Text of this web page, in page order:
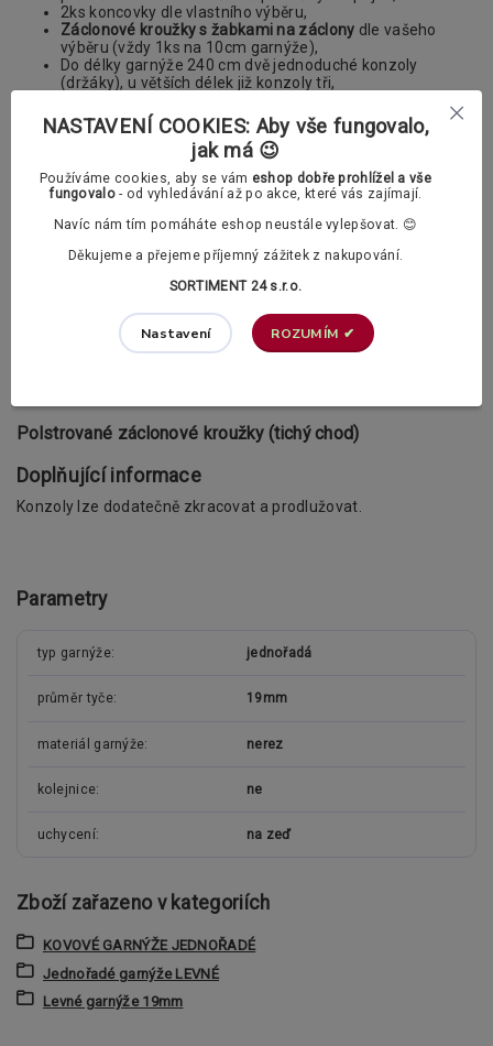
2ks koncovky dle vlastního výběru,
Záclonové kroužky s žabkami na záclony dle vašeho
výběru (vždy 1ks na 10cm garnýže),
Do délky garnýže 240 cm dvě jednoduché konzoly
(držáky), u větších délek již konzoly tři,
Nabízíme vám také možnost výběru dvou typukroužků s
. Vybrat si můžete mezi klasickými a polstrovanými
kroužky.
V příslušenství si v případě potřeby můžete
dokoupit také PVC háčky.
Záclonové kroužky s žabkami dle vašeho výběru:
Klasické záclonové kroužky
Polstrované záclonové kroužky (tichý chod)
Doplňující informace
Konzoly lze dodatečně zkracovat a prodlužovat.
Parametry
typ garnýže jednořadá
průměr tyče 19mm
materiál garnýže nerez
kolejnice ne
uchycení na zeď
Zboží zařazeno v kategoriích
KOVOVÉ GARNÝŽE JEDNOŘADÉ
Jednořadé garnýže LEVNÉ
Levné garnýže 19mm
NASTAVENÍ COOKIES: Aby vše fungovalo,
jak má 😉
Používáme cookies, aby se vám eshop dobře prohlížel a vše
fungovalo- od vyhledávání až po akce, které vás zajímají.
Navíc nám tím pomáháte eshop neustále vylepšovat. 😊
Děkujeme a přejeme příjemný zážitek z nakupování.
SORTIMENT 24 s.r.o.
Nastavení ROZUMÍM ✔